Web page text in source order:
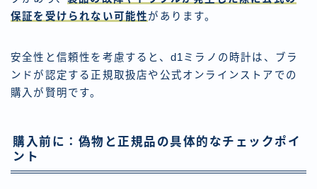
保証を受けられない可能性があります。
安全性と信頼性を考慮すると、d1ミラノの時計は、ブラ
ンドが認定する正規取扱店や公式オンラインストアでの
購入が賢明です。
購入前に：偽物と正規品の具体的なチェックポイ
ント